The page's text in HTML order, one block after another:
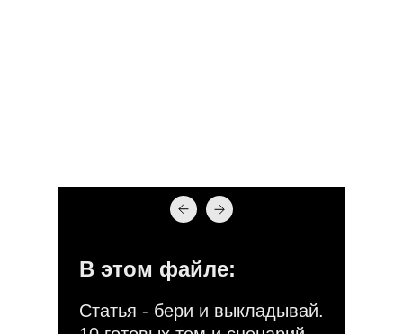
В этом файле:
Статья - бери и выкладывай.